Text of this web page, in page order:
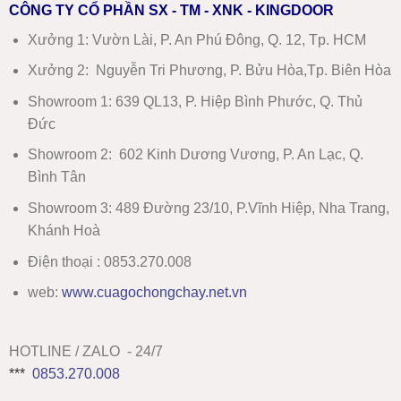
CÔNG TY CỔ PHẦN SX - TM - XNK - KINGDOOR
Xưởng 1: Vườn Lài, P. An Phú Đông, Q. 12, Tp. HCM
Xưởng 2: Nguyễn Tri Phương, P. Bửu Hòa,Tp. Biên Hòa
Showroom 1: 639 QL13, P. Hiệp Bình Phước, Q. Thủ
Đức
Showroom 2: 602 Kinh Dương Vương, P. An Lạc, Q.
Bình Tân
Showroom 3: 489 Đường 23/10, P.Vĩnh Hiệp, Nha Trang,
Khánh Hoà
Điện thoại : 0853.270.008
web: www.cuagochongchay.net.vn
HOTLINE / ZALO - 24/7
*** 0853.270.008